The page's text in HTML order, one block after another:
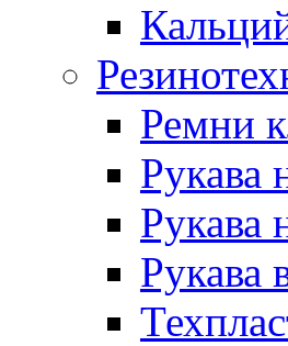
Ремни
Рукава
Рукава
Рукава